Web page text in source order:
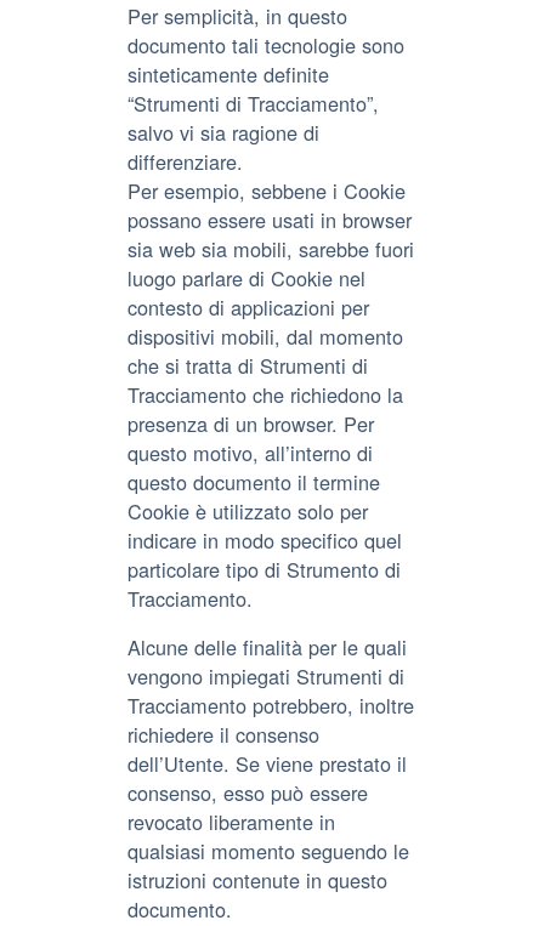
Per semplicità, in questo
documento tali tecnologie sono
sinteticamente definite
“Strumenti di Tracciamento”,
salvo vi sia ragione di
differenziare.
Per esempio, sebbene i Cookie
possano essere usati in browser
sia web sia mobili, sarebbe fuori
luogo parlare di Cookie nel
contesto di applicazioni per
dispositivi mobili, dal momento
che si tratta di Strumenti di
Tracciamento che richiedono la
presenza di un browser. Per
questo motivo, all’interno di
questo documento il termine
Cookie è utilizzato solo per
indicare in modo specifico quel
particolare tipo di Strumento di
Tracciamento.
Alcune delle finalità per le quali
vengono impiegati Strumenti di
Tracciamento potrebbero, inoltre
richiedere il consenso
dell’Utente. Se viene prestato il
consenso, esso può essere
revocato liberamente in
qualsiasi momento seguendo le
istruzioni contenute in questo
documento.